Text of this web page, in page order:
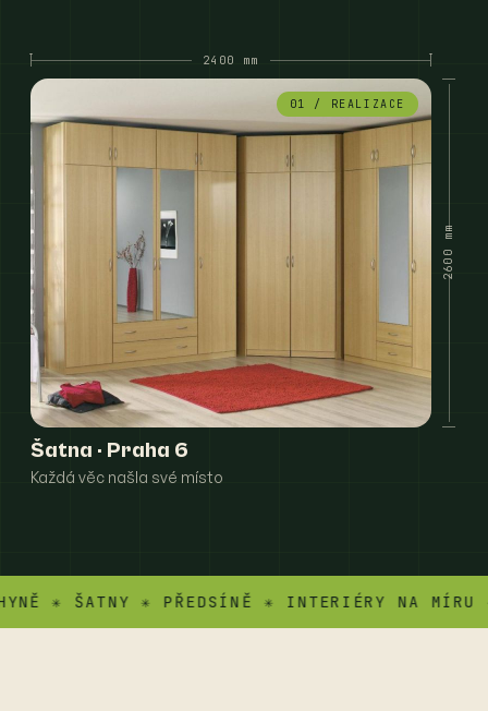
2400 mm
2600 mm
01 / REALIZACE
Šatna · Praha 6
Každá věc našla své místo
✳ ŠATNY ✳ PŘEDSÍNĚ ✳ INTERIÉRY NA MÍRU ✳